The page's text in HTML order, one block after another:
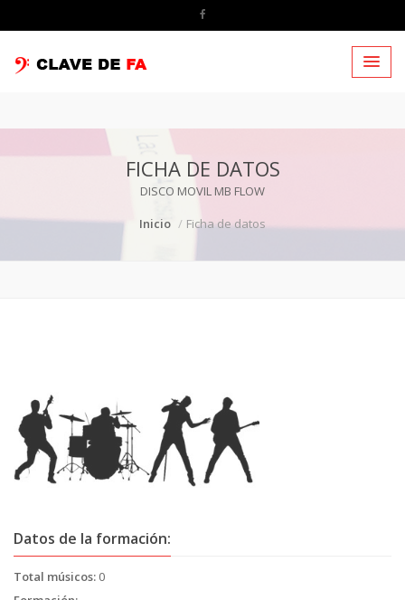
FICHA DE DATOS
DISCO MOVIL MB FLOW
Inicio
Ficha de datos
Datos de la formación:
Total músicos: 0